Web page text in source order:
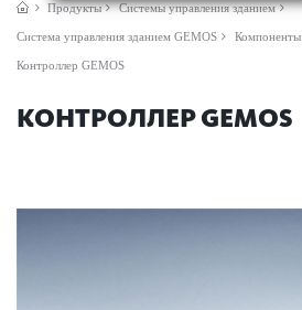
Продукты Системы управления зданием
Сис­тема управ­ления зданием GEMOS
Контроллер GEMOS
КОНТРОЛЛЕР GEMOS